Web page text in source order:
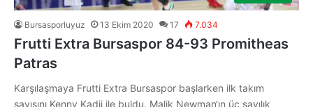
Bursasporluyuz 13 Ekim 2020 17 7.034
Frutti Extra Bursaspor 84-93 Promitheas
Patras
Karşılaşmaya Frutti Extra Bursaspor başlarken ilk takım
sayısını Kenny Kadji ile buldu. Malik Newman‘ın üç sayılık